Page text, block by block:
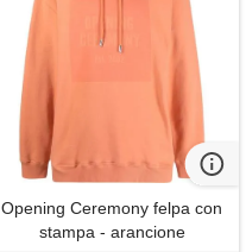
Opening Ceremony felpa con
stampa - arancione